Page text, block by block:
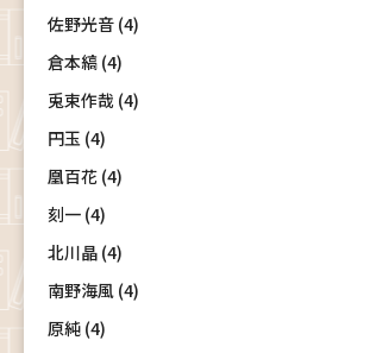
佐野光音 (4)
倉本縞 (4)
兎束作哉 (4)
円玉 (4)
凰百花 (4)
刻一 (4)
北川晶 (4)
南野海風 (4)
原純 (4)